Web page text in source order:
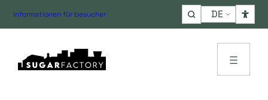
Informationen für besucher
Choose
a
language